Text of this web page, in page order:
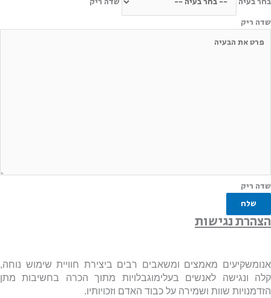
שדה ריק
שדה ריק
שלח
הצהרת נגישות
אנומשקיעים מאמצים ומשאבים רבים ביצירת חוויית שימוש נוחה,
קלה ונגישה לאנשים בעלימוגבלויות מתוך הכרה בחשיבות מתן
הזדמנויות שוות ושמירה על כבוד האדם וזכויותיו.